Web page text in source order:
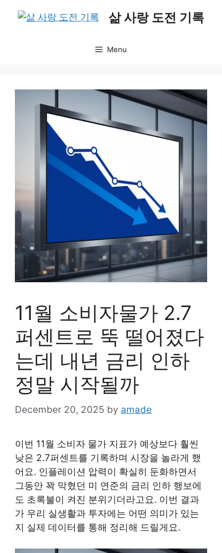
삶 사랑 도전 기록
Menu
11월 소비자물가 2.7
퍼센트로 뚝 떨어졌다
는데 내년 금리 인하
정말 시작될까
December 20, 2025 by amade
이번 11월 소비자 물가 지표가 예상보다 훨씬
낮은 2.7퍼센트를 기록하며 시장을 놀라게 했
어요. 인플레이션 압력이 확실히 둔화하면서
그동안 꽉 막혔던 미 연준의 금리 인하 행보에
도 초록불이 켜진 분위기더라고요. 이번 결과
가 우리 실생활과 투자에는 어떤 의미가 있는
지 실제 데이터를 통해 정리해 드릴게요.